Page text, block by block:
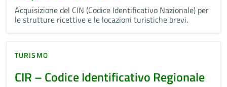
Acquisizione del CIN (Codice Identificativo Nazionale) per
le strutture ricettive e le locazioni turistiche brevi.
TURISMO
CIR – Codice Identificativo Regionale